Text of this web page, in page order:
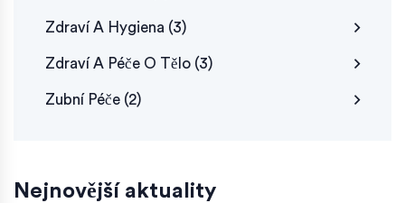
Zdraví A Hygiena (3)
Zdraví A Péče O Tělo (3)
Zubní Péče (2)
Nejnovější aktuality